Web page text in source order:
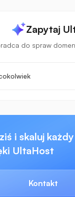
Zapytaj
do spraw
i skaluj
UltaHost
Kontakt